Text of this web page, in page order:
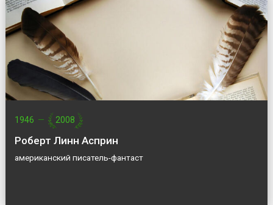
1946 — 2008
Роберт Линн Асприн
американский писатель-фантаст